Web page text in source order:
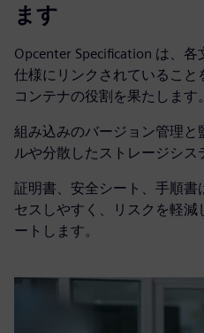
ます
Opcenter Specification は、
仕様にリンクされているこ
コンテナの役割を果たします。
組み込みのバージョン管理と
ルや分散したストレージシス
証明書、安全シート、手順書
セスしやすく、リスクを軽
ートします。